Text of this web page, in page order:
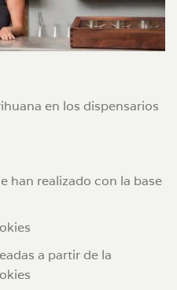
en los dispensarios
han realizado con la base
a partir de la